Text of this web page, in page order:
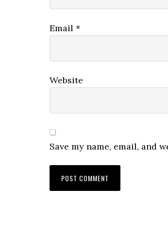
Email *
Website
Save my name, email, and